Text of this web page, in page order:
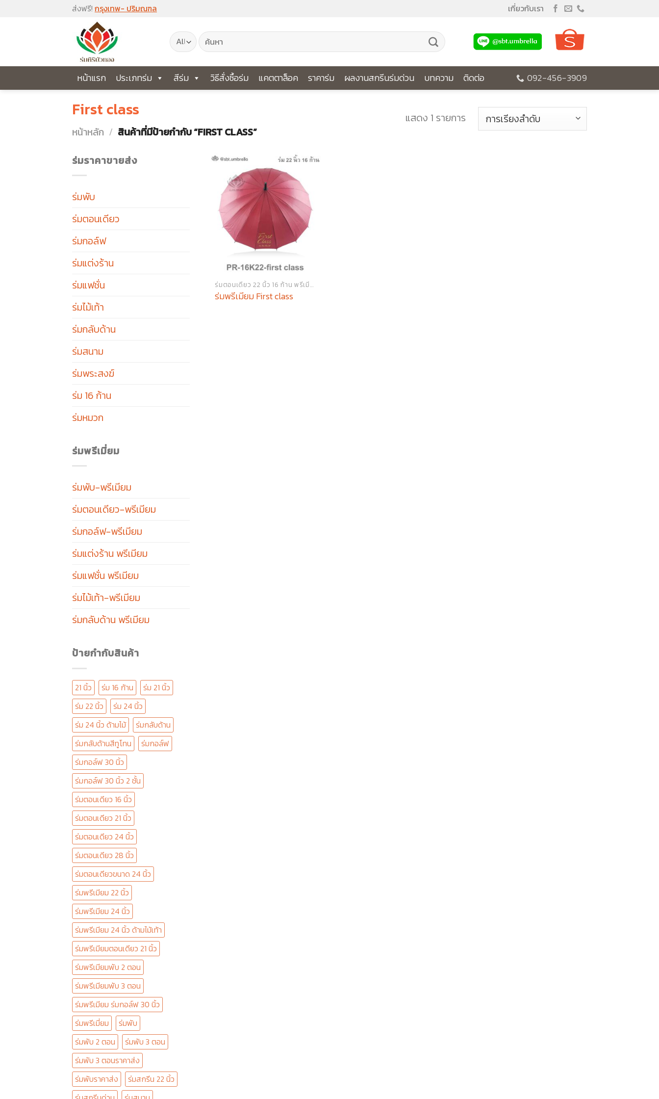
ส่งฟรี! กรุงเทพ- ปริมณฑล เกี่ยวกับเรา
ค้นหา:
หน้าแรก ประเภทร่ม สีร่ม วิธีสั่งซื้อร่ม แคตตาล็อค ราคาร่ม ผลงานสกรีนร่มด่วน บทความ ติดต่อ 092-456-3909
First class
หน้าหลัก / สินค้าที่มีป้ายกำกับ “FIRST CLASS”
แสดง 1 รายการ
ร่มราคาขายส่ง
ร่มพับ
ร่มตอนเดียว
ร่มกอล์ฟ
ร่มแต่งร้าน
ร่มแฟชั่น
ร่มไม้เท้า
ร่มกลับด้าน
ร่มสนาม
ร่มพระสงฆ์
ร่ม 16 ก้าน
ร่มหมวก
ร่มพรีเมี่ยม
ร่มพับ-พรีเมียม
ร่มตอนเดียว-พรีเมียม
ร่มกอล์ฟ-พรีเมียม
ร่มแต่งร้าน พรีเมียม
ร่มแฟชั่น พรีเมียม
ร่มไม้เท้า-พรีเมียม
ร่มกลับด้าน พรีเมียม
ป้ายกำกับสินค้า
21 นิ้ว ร่ม 16 ก้าน
ร่ม 21 นิ้ว
ร่ม 22 นิ้ว
ร่ม 24 นิ้ว
ร่ม 24 นิ้ว ด้ามไม้
ร่มกลับด้าน
ร่มกลับด้านสีทูโทน
ร่มกอล์ฟ
ร่มกอล์ฟ 30 นิ้ว
ร่มกอล์ฟ 30 นิ้ว 2 ชั้น
ร่มตอนเดียว 16 นิ้ว
ร่มตอนเดียว 21 นิ้ว
ร่มตอนเดียว 24 นิ้ว
ร่มตอนเดียว 28 นิ้ว
ร่มตอนเดียวขนาด 24 นิ้ว
ร่มพรีเมียม 22 นิ้ว
ร่มพรีเมียม 24 นิ้ว
ร่มพรีเมียม 24 นิ้ว ด้ามไม้เท้า
ร่มพรีเมียมตอนเดียว 21 นิ้ว
ร่มพรีเมียมพับ 2 ตอน
ร่มพรีเมียมพับ 3 ตอน
ร่มพรีเมียม ร่มกอล์ฟ 30 นิ้ว
ร่มพรีเมี่ยม
ร่มพับ
ร่มพับ 2 ตอน
ร่มพับ 3 ตอน
ร่มพับ 3 ตอนราคาส่ง
ร่มพับราคาส่ง
ร่มสกรีน 22 นิ้ว
ร่มตอนเดียว 22 นิ้ว 16 ก้าน พรีเมียม
ร่มพรีเมียม First class